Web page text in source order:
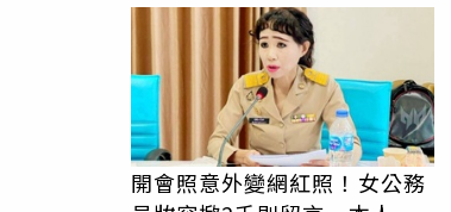
開會照意外變網紅照！女公務